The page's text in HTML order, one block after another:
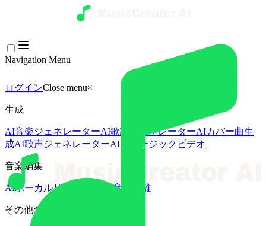
Navigation Menu
ログインClose menu×
生成
AI音楽ジェネレーターAI歌詞ジェネレーターAIカバー曲生
成AI歌声ジェネレーターAIミュージックビデオ
音楽編集
AIボーカルリムーバー AI 音源分離
その他の音楽ツール